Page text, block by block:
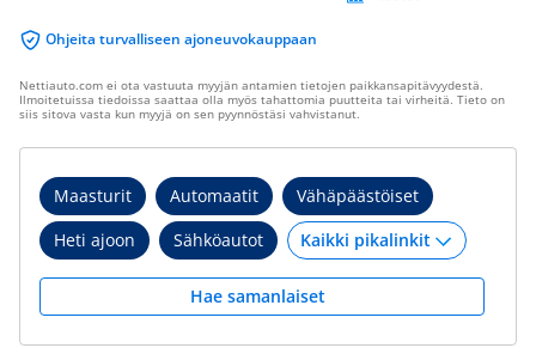
Ohjeita turvalliseen ajoneuvokauppaan
Nettiauto.com ei ota vastuuta myyjän antamien tietojen paikkansapitävyydestä.
Ilmoitetuissa tiedoissa saattaa olla myös tahattomia puutteita tai virheitä. Tieto on
siis sitova vasta kun myyjä on sen pyynnöstäsi vahvistanut.
Maasturit Automaatit
Vähäpäästöiset
Heti ajoon
Sähköautot
Hae samanlaiset